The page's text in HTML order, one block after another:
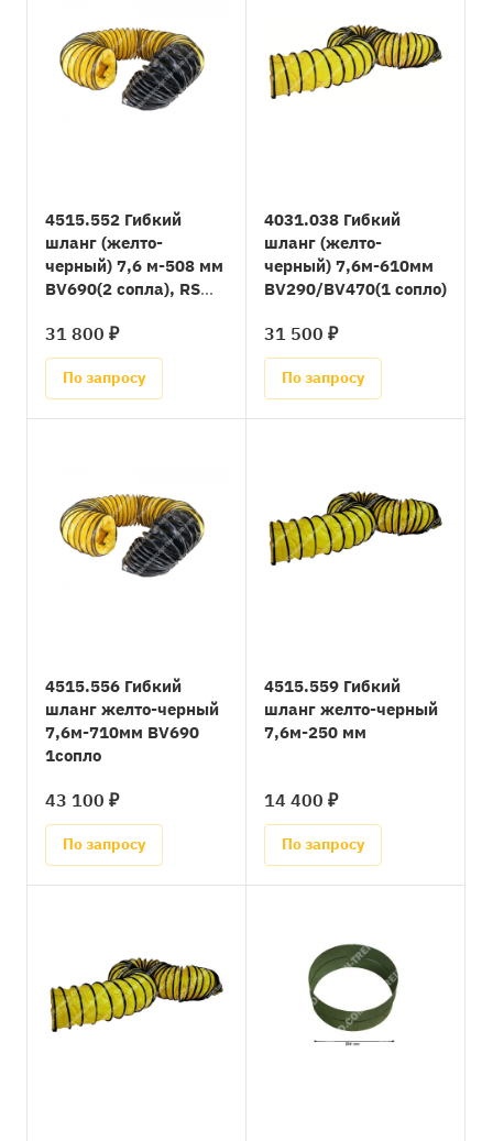
4515.552 Гибкий
шланг (желто-
черный) 7,6 м-508 мм
BV690(2 сопла), RS
31 800 ₽
По запросу
4031.038 Гибкий
шланг (желто-
черный) 7,6м-610мм
BV290/BV470(1 сопло)
31 500 ₽
По запросу
4515.556 Гибкий
шланг желто-черный
7,6м-710мм BV690
1сопло
43 100 ₽
По запросу
4515.559 Гибкий
шланг желто-черный
7,6м-250 мм
14 400 ₽
По запросу